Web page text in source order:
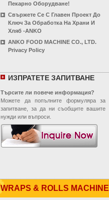
Пекарно Оборудване!
Свържете Се С Главен Проект До
Ключ За Обработка На Храни И
Хляб -ANKO
ANKO FOOD MACHINE CO., LTD.
Privacy Policy
ИЗПРАТЕТЕ ЗАПИТВАНЕ
Търсите ли повече информация?
Можете да попълните формуляра за
запитване, за да ни съобщите вашите
нужди или въпроси.
WRAPS & ROLLS MACHINE